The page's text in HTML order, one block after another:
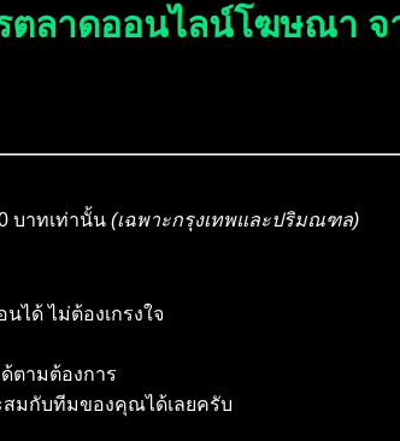
ลาดออนไลน์โฆษณา จ
บาทเท่านั้น (เฉพาะกรุงเทพและปริมณฑล)
ได้ ไม่ต้องเกรงใจ
ตามต้องการ
สมกับทีมของคุณได้เลยครับ